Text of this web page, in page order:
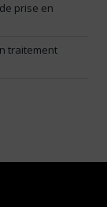
prise en
traitement